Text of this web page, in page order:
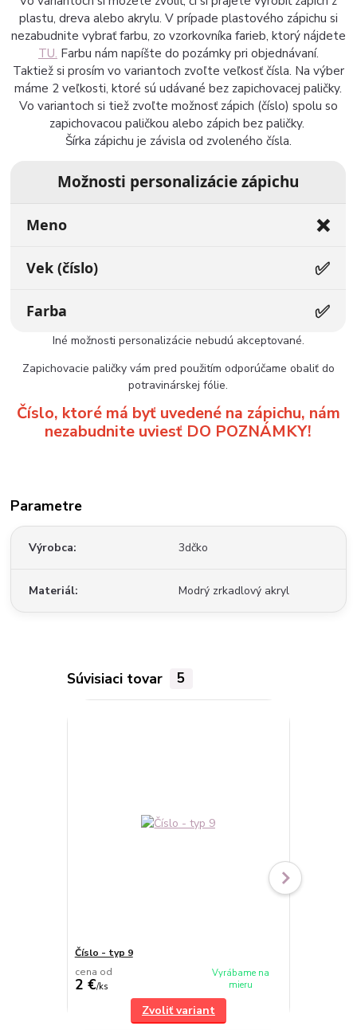
plastu, dreva alebo akrylu. V prípade plastového zápichu si
nezabudnite vybrať farbu, zo vzorkovníka farieb, ktorý nájdete
TU. Farbu nám napíšte do pozámky pri objednávaní.
Taktiež si prosím vo variantoch zvoľte veľkosť čísla. Na výber
máme 2 veľkosti, ktoré sú udávané bez zapichovacej paličky.
Vo variantoch si tiež zvoľte možnosť zápich (číslo) spolu so
zapichovacou paličkou alebo zápich bez paličky.
Šírka zápichu je závisla od zvoleného čísla.
Možnosti personalizácie zápichu
Meno ❌
Vek (číslo) ✅
Farba ✅
Iné možnosti personalizácie nebudú akceptované.
Zapichovacie paličky vám pred použitím odporúčame obaliť do
potravinárskej fólie.
Číslo, ktoré má byť uvedené na zápichu, nám
nezabudnite uviesť DO POZNÁMKY!
Parametre
Výrobca 3dčko
Materiál Modrý zrkadlový akryl
Súvisiaci tovar 5
Číslo - typ 9
cena od
2 €/ks
Vyrábame na
mieru
Zvoliť variant